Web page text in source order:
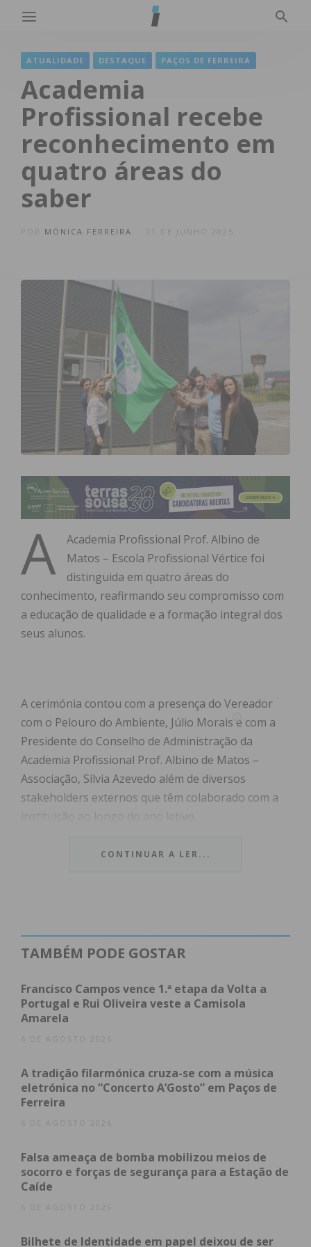
ATUALIDADE DESTAQUE PAÇOS DE FERREIRA
Academia
Profissional recebe
reconhecimento em
quatro áreas do
saber
MÓNICA FERREIRA
A
Academia Profissional Prof. Albino de
Matos – Escola Profissional Vértice foi
distinguida em quatro áreas do
conhecimento, reafirmando seu compromisso com
a educação de qualidade e a formação integral dos
seus alunos.
A cerimónia contou com a presença do Vereador
com o Pelouro do Ambiente, Júlio Morais e com a
Presidente do Conselho de Administração da
Academia Profissional Prof. Albino de Matos –
Associação, Sílvia Azevedo além de diversos
stakeholders externos que têm colaborado com a
Durante o evento, foram destacadas conquistas
a placa EPAS – Escola Embaixadora do Parlamento
Embaixadores e aos participantes no Parlamento
dos Jovens.
No que concerne ao Desporto Escolar os alunos
sendo homenageados com medalhas pela sua
dedicação e desempenho na equipa de futsal. Como
alunos que participaram do Desafio Internacional
Bebras de Informática.
“A dedicação dos nossos alunos e professores
testemunho do esforço contínuo da nossa escola
CONTINUAR A LER...
TAMBÉM PODE GOSTAR
Francisco Campos vence 1.ª etapa da Volta a
Portugal e Rui Oliveira veste a Camisola
Amarela
6 DE AGOSTO 2026
A tradição filarmónica cruza-se com a música
eletrónica no “Concerto A’Gosto” em Paços de
Ferreira
6 DE AGOSTO 2026
Falsa ameaça de bomba mobilizou meios de
socorro e forças de segurança para a Estação de
Caíde
6 DE AGOSTO 2026
Bilhete de Identidade em papel deixou de ser